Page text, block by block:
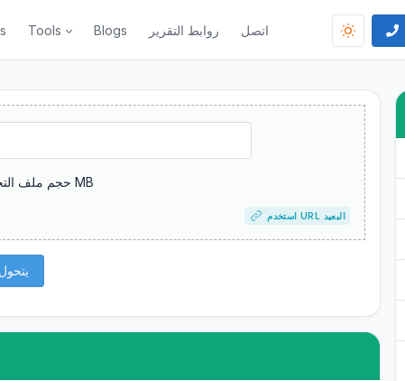
Tools Blogs روابط التقرير اتصل
حجم ملف التحميل الأقصى: 5 MB
استخدم URL البعيد
يتحول